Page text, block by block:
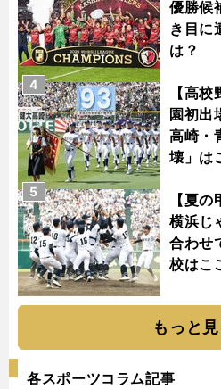
優勝候
き目に
は？
【高
園初出
高崎・
壊」は
4
【夏
横浜じ
合わせ
校はこ
5
もっと
各スポーツコラム記事